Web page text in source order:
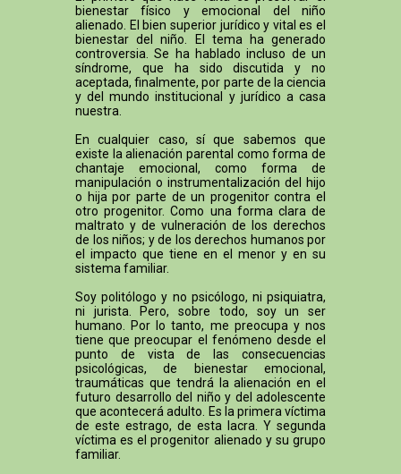
bienestar físico y emocional del niño
alienado. El bien superior jurídico y vital es el
bienestar del niño. El tema ha generado
controversia. Se ha hablado incluso de un
síndrome, que ha sido discutida y no
aceptada, finalmente, por parte de la ciencia
y del mundo institucional y jurídico a casa
nuestra.
En cualquier caso, sí que sabemos que
existe la alienación parental como forma de
chantaje emocional, como forma de
manipulación o instrumentalización del hijo
o hija por parte de un progenitor contra el
otro progenitor. Como una forma clara de
maltrato y de vulneración de los derechos
de los niños; y de los derechos humanos por
el impacto que tiene en el menor y en su
sistema familiar.
Soy politólogo y no psicólogo, ni psiquiatra,
ni jurista. Pero, sobre todo, soy un ser
humano. Por lo tanto, me preocupa y nos
tiene que preocupar el fenómeno desde el
punto de vista de las consecuencias
psicológicas, de bienestar emocional,
traumáticas que tendrá la alienación en el
futuro desarrollo del niño y del adolescente
que acontecerá adulto. Es la primera víctima
de este estrago, de esta lacra. Y segunda
víctima es el progenitor alienado y su grupo
familiar.